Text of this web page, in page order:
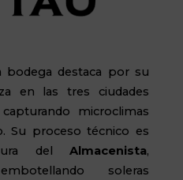
bodega destaca por su
en las tres ciudades
microclimas
Su proceso técnico es
del Almacenista,
soleras